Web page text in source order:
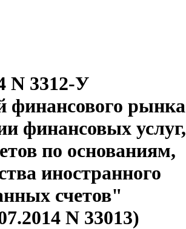
N 3312-У
финансового рынка
финансовых услуг,
по основаниям,
иностранного
счетов"
N 33013)